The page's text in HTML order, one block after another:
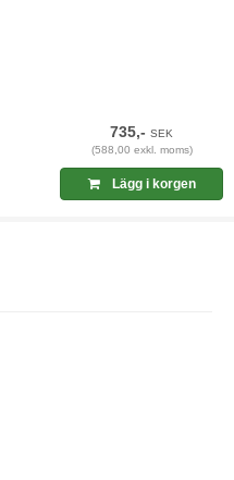
735,-SEK
(588,00 exkl. moms)
Lägg i korgen